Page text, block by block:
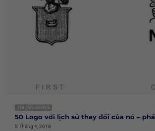
TIN TỨC CHUNG
50 Logo với lịch sử thay đổi của nó –
5 Tháng 4, 2018